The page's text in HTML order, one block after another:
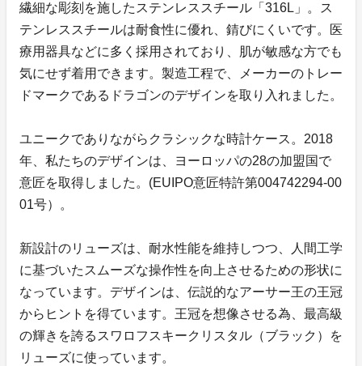
繊細な彫刻を施したステンレススチール「316L」。ス
テンレススチールは耐食性に優れ、錆びにくいです。医
療用器具などに多く採用されており、肌が敏感な方でも
気にせず着用できます。製造工程で、メーカーのトレー
ドマークであるドラゴンのデザインを取り入れました。
ユニークでありながらクラシックな時計ケース。2018
年、私たちのデザインは、ヨーロッパの28の加盟国で
意匠を取得しました。(EUIPO意匠特許第004742294-00
01号）。
新設計のリューズは、耐水性能を維持しつつ、人間工学
に基づいたスムーズな操作性を向上させるための形状に
なっています。デザインは、伝説的なアーサー王の王冠
からヒントを得ています。王冠を想像させる為、最高級
の輝きを誇るスワロフスキークリスタル（ブラック）を
リューズに使っています。